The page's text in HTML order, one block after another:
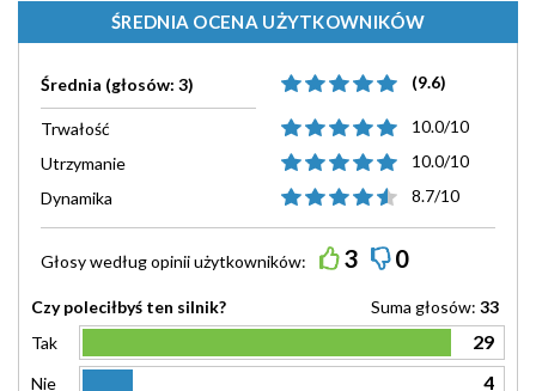
ŚREDNIA OCENA UŻYTKOWNIKÓW
Średnia (głosów: 3) (9.6)
Trwałość
10.0/10
Utrzymanie
10.0/10
Dynamika
8.7/10
Głosy wedługopiniiużytkowników: 3 0
Czy poleciłbyś ten silnik? Suma głosów: 33
Tak
29
Nie 4